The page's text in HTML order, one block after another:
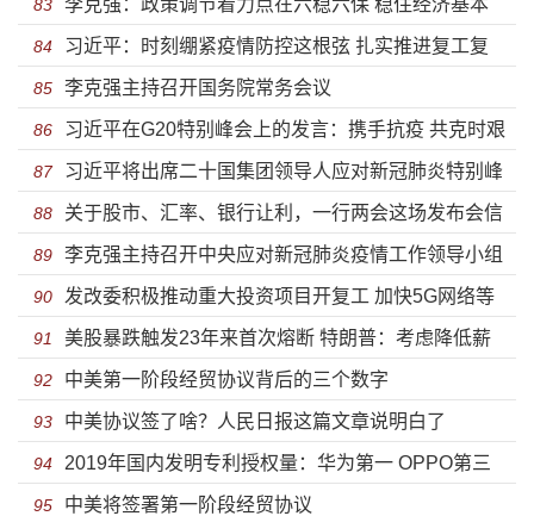
康美药业造假有关联
83 李克强：政策调节着力点在六稳六保 稳住经济基本
盘
84 习近平：时刻绷紧疫情防控这根弦 扎实推进复工复
产复学
85 李克强主持召开国务院常务会议
86 习近平在G20特别峰会上的发言：携手抗疫 共克时艰
87 习近平将出席二十国集团领导人应对新冠肺炎特别峰
会
88 关于股市、汇率、银行让利，一行两会这场发布会信
息量巨大
89 李克强主持召开中央应对新冠肺炎疫情工作领导小组
会议 部署调整优化防控措施 进一步精准防范疫情跨境输
入输出等
90 发改委积极推动重大投资项目开复工 加快5G网络等
新基建建设进度
91 美股暴跌触发23年来首次熔断 特朗普：考虑降低薪
资税救市
92 中美第一阶段经贸协议背后的三个数字
93 中美协议签了啥？人民日报这篇文章说明白了
94 2019年国内发明专利授权量：华为第一 OPPO第三
95 中美将签署第一阶段经贸协议